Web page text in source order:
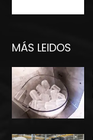
MÁS LEIDOS